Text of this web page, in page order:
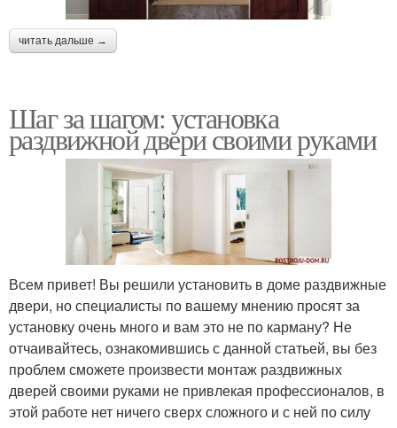
читать дальше →
Шаг за шагом: установка
раздвижной двери своими руками
Всем привет! Вы решили установить в доме раздвижные
двери, но специалисты по вашему мнению просят за
установку очень много и вам это не по карману? Не
отчаивайтесь, ознакомившись с данной статьей, вы без
проблем сможете произвести монтаж раздвижных
дверей своими руками не привлекая профессионалов, в
этой работе нет ничего сверх сложного и с ней по силу